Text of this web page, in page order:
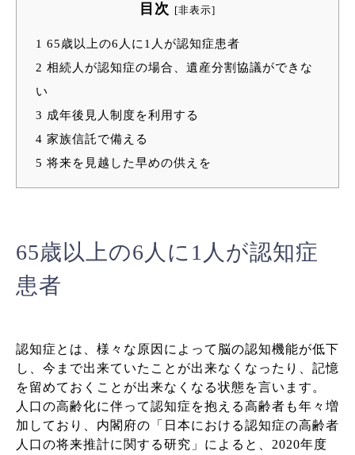
目次 [非表示]
1 65歳以上の6人に1人が認知症患者
2 相続人が認知症の場合、遺産分割協議ができな
い
3 成年後見人制度を利用する
4 家族信託で備える
5 将来を見越した早めの供えを
65歳以上の6人に1人が認知症
患者
認知症とは、様々な原因によって脳の認知機能が低下
し、今まで出来ていたことが出来なくなったり、記憶
を留めておくことが出来なくなる状態を言います。
人口の高齢化に伴って認知症を抱える高齢者も年々増
加しており、内閣府の「日本における認知症の高齢者
人口の将来推計に関する研究」によると、2020年度